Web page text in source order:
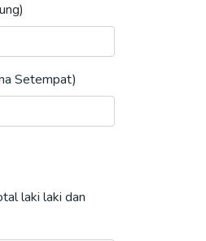
Setempat)
laki laki dan